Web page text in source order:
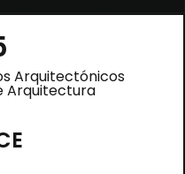
Arquitectónicos
Arquitectura